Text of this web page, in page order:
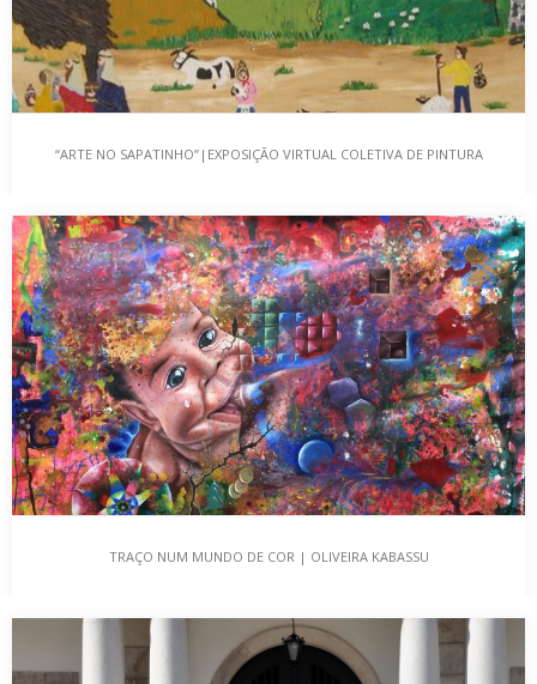
“ARTE NO SAPATINHO”|EXPOSIÇÃO VIRTUAL
COLETIVA DE PINTURA
FAZER ARTE EM TEMPO DE PANDEMIA A Covid-19 trocou as voltas
à vida de todos nós,…
“ARTE NO SAPATINHO”|EXPOSIÇÃO VIRTUAL COLETIVA DE PINTURA
TRAÇO NUM MUNDO DE COR | OLIVEIRA KABASSU
Foi em 2019 que conheci o trabalho do artista plástico OK,
TRAÇO NUM MUNDO DE COR | OLIVEIRA KABASSU